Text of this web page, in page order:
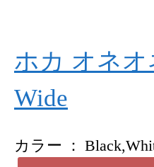
ホカ オネオ
Wide
カラー